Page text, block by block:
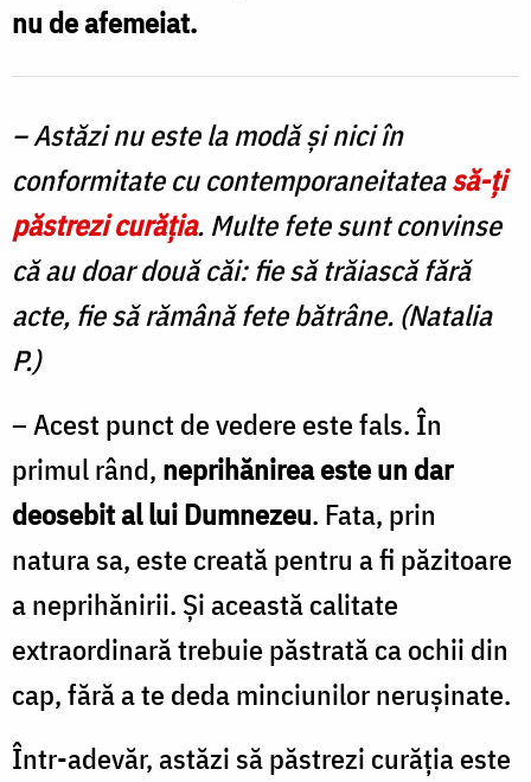
nu de afemeiat.
– Astăzi nu este la modă şi nici în
conformitate cu contemporaneitateasă-ţi
păstrezi curăţia. Multe fete sunt convinse
că au doar două căi: fie să trăiască fără
acte, fie să rămână fete bătrâne. (Natalia
P.)
– Acest punct de vedere este fals. În
primul rând, neprihănirea este un dar
deosebit al lui Dumnezeu. Fata, prin
natura sa, este creată pentru a fi păzitoare
a neprihănirii. Şi această calitate
extraordinară trebuie păstrată ca ochii din
cap, fără a te deda minciunilor neruşinate.
Într-adevăr, astăzi să păstrezi curăţia este